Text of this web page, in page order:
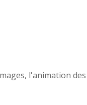
l'animation